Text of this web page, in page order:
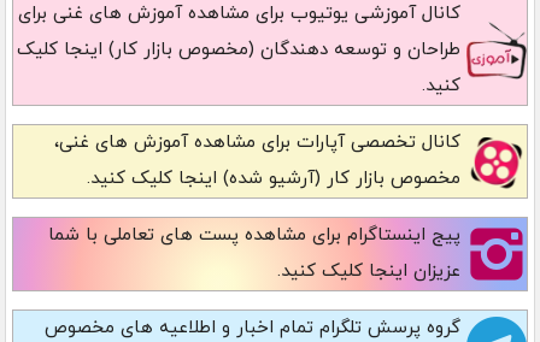
کانال آموزشی یوتیوب برای مشاهده آموزش های غنی برای
طراحان و توسعه دهندگان (مخصوص بازار کار) اینجا کلیک
کنید.
کانال تخصصی آپارات برای مشاهده آموزش های غنی،
مخصوص بازار کار (آرشیو شده) اینجا کلیک کنید.
پیج اینستاگرام برای مشاهده پست های تعاملی با شما
عزیزان اینجا کلیک کنید.
گروه پرسش تلگرام تمام اخبار و اطلاعیه های مخصوص